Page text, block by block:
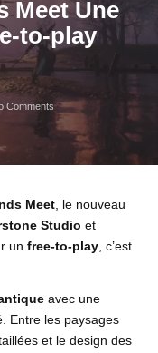
Meet Une
to-play
Comments
Meet , le nouveau
Studio et
un free-to-play , c’est
avec une
Entre les paysages
et le design des